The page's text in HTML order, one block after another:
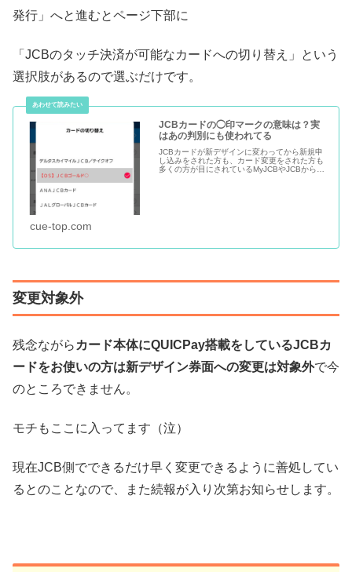
発行」へと進むとページ下部に
「JCBのタッチ決済が可能なカードへの切り替え」という
選択肢があるので選ぶだけです。
JCBカードの◯印マークの意味は？実
はあの判別にも使われてる
JCBカードが新デザインに変わってから新規申
し込みをされた方も、カード変更をされた方も
多くの方が目にされているMyJCBやJCBからの
cue-top.com
変更対象外
残念ながら カード本体にQUICPay搭載をしているJCBカ
ードをお使いの方は新デザイン券面への変更は対象外で今
のところできません。
モチもここに入ってます（泣）
現在JCB側でできるだけ早く変更できるように善処してい
るとのことなので、また続報が入り次第お知らせします。